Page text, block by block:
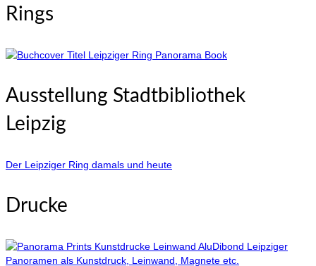
Rings
Ausstellung Stadtbibliothek
Leipzig
Der Leipziger Ring damals und heute
Drucke
Leipziger
Panoramen als Kunstdruck, Leinwand, Magnete etc.